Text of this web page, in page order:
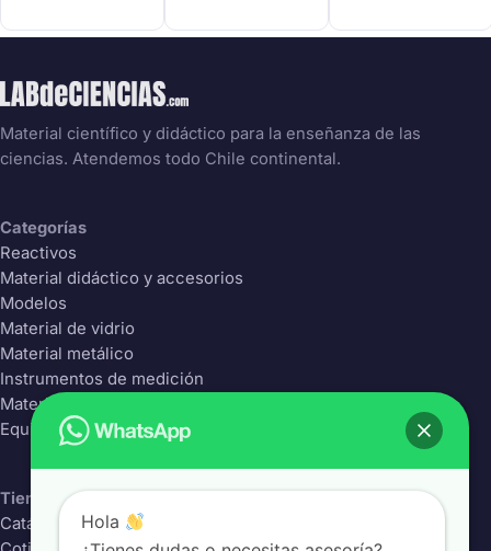
Material científico y didáctico para la enseñanza de las
ciencias. Atendemos todo Chile continental.
Categorías
Reactivos
Material didáctico y accesorios
Modelos
Material de vidrio
Material metálico
Instrumentos de medición
Material Plástico
Equipos de laboratorio
Tienda
Catálogo completo
Hola